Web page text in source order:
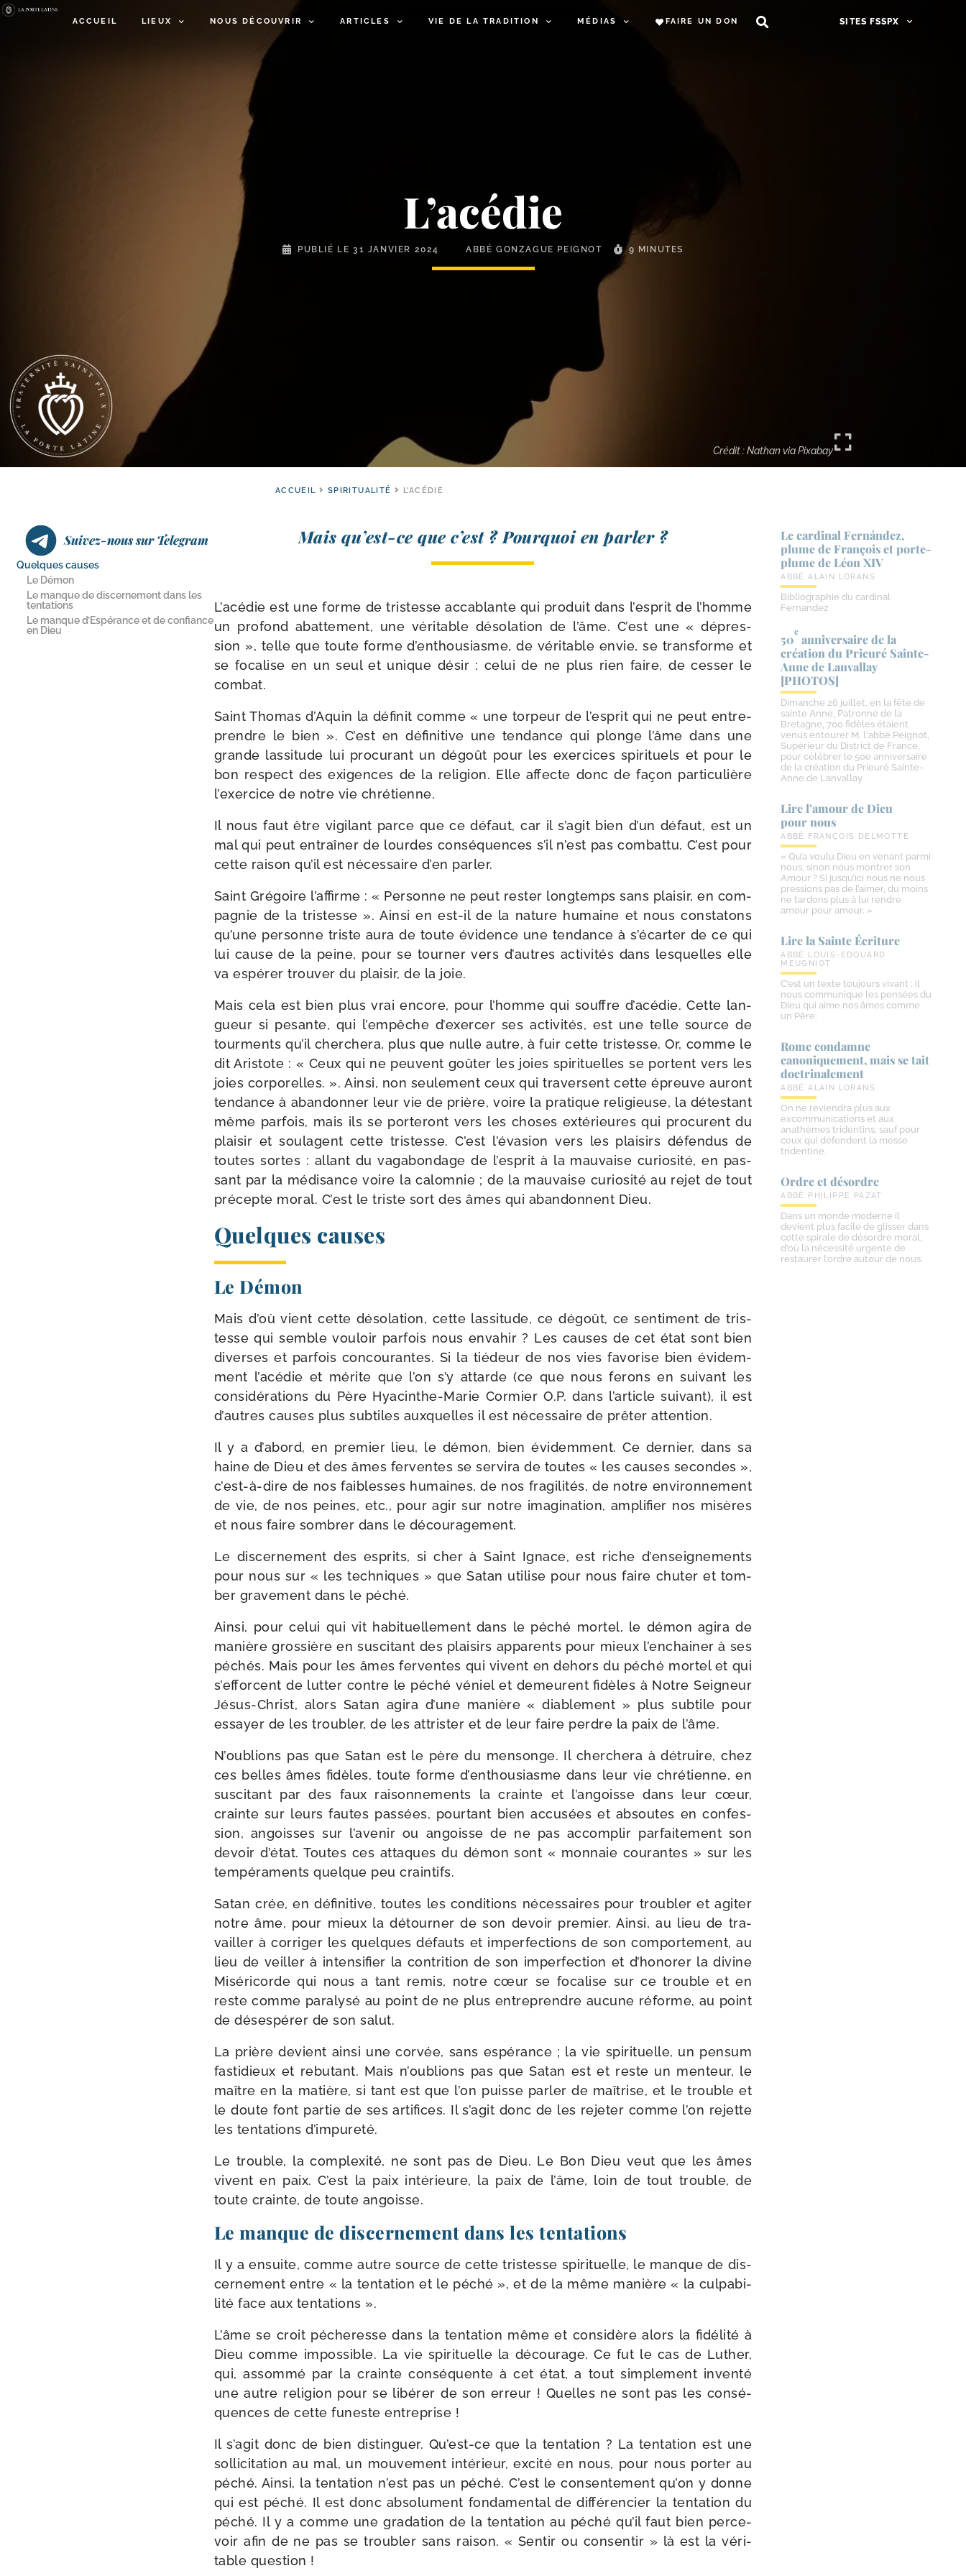
ACCUEIL LIEUX NOUS DÉCOUVRIR ARTICLES VIE DE LA TRADITION MÉDIAS FAIRE UN DON SITES FSSPX
L’acédie
PUBLIÉ LE 31 JANVIER 2024 ABBÉ GONZAGUE PEIGNOT 9 MINUTES
Crédit : Nathan via Pixabay
ACCUEIL SPIRITUALITÉ L’ACÉDIE
Suivez-nous sur Telegram
Quelques causes
Le Démon
Le manque de discernement dans les
tentations
Le manque d’Espérance et de confiance
en Dieu
Mais qu’est-​ce que c’est ? Pourquoi en parler ?
L’acédie est une forme de tris­tesse acca­blante qui pro­duit dans l’es­prit de l’homme
un pro­fond abat­te­ment, une véri­table déso­la­tion de l’âme. C’est une « dépres­
sion », telle que toute forme d’en­thou­siasme, de véri­table envie, se trans­forme et
se foca­lise en un seul et unique désir : celui de ne plus rien faire, de ces­ser le
combat.
Saint Thomas d’Aquin la défi­nit comme « une tor­peur de l’es­prit qui ne peut entre­
prendre le bien ». C’est en défi­ni­tive une ten­dance qui plonge l’âme dans une
grande las­si­tude lui pro­cu­rant un dégoût pour les exer­cices spi­ri­tuels et pour le
bon res­pect des exi­gences de la reli­gion. Elle affecte donc de façon par­ti­cu­lière
l’exer­cice de notre vie chrétienne.
Il nous faut être vigi­lant parce que ce défaut, car il s’a­git bien d’un défaut, est un
mal qui peut entraî­ner de lourdes consé­quences s’il n’est pas com­bat­tu. C’est pour
cette rai­son qu’il est néces­saire d’en parler.
Saint Grégoire l’af­firme : « Personne ne peut res­ter long­temps sans plai­sir, en com­
pa­gnie de la tris­tesse ». Ainsi en est-​il de la nature humaine et nous consta­tons
qu’une per­sonne triste aura de toute évi­dence une ten­dance à s’é­car­ter de ce qui
lui cause de la peine, pour se tour­ner vers d’autres acti­vi­tés dans les­quelles elle
va espé­rer trou­ver du plai­sir, de la joie.
Mais cela est bien plus vrai encore, pour l’homme qui souffre d’a­cé­die. Cette lan­
gueur si pesante, qui l’empêche d’exer­cer ses acti­vi­tés, est une telle source de
tour­ments qu’il cher­che­ra, plus que nulle autre, à fuir cette tris­tesse. Or, comme le
dit Aristote : « Ceux qui ne peuvent goû­ter les joies spi­ri­tuelles se portent vers les
joies cor­po­relles. ». Ainsi, non seule­ment ceux qui tra­versent cette épreuve auront
ten­dance à aban­don­ner leur vie de prière, voire la pra­tique reli­gieuse, la détes­tant
même par­fois, mais ils se por­te­ront vers les choses exté­rieures qui pro­curent du
plai­sir et sou­lagent cette tris­tesse. C’est l’é­va­sion vers les plai­sirs défen­dus de
toutes sortes : allant du vaga­bon­dage de l’es­prit à la mau­vaise curio­si­té, en pas­
sant par la médi­sance voire la calom­nie ; de la mau­vaise curio­si­té au rejet de tout
pré­cepte moral. C’est le triste sort des âmes qui aban­donnent Dieu.
Quelques causes
Le Démon
Mais d’où vient cette déso­la­tion, cette las­si­tude, ce dégoût, ce sen­ti­ment de tris­
tesse qui semble vou­loir par­fois nous enva­hir ? Les causes de cet état sont bien
diverses et par­fois concou­rantes. Si la tié­deur de nos vies favo­rise bien évi­dem­
ment l’a­cé­die et mérite que l’on s’y attarde (ce que nous ferons en sui­vant les
consi­dé­ra­tions du Père Hyacinthe-​Marie Cormier O.P. dans l’ar­ticle sui­vant), il est
d’autres causes plus sub­tiles aux­quelles il est néces­saire de prê­ter attention.
Il y a d’a­bord, en pre­mier lieu, le démon, bien évi­dem­ment. Ce der­nier, dans sa
haine de Dieu et des âmes fer­ventes se ser­vi­ra de toutes « les causes secondes »,
c’est-​à-​dire de nos fai­blesses humaines, de nos fra­gi­li­tés, de notre envi­ron­ne­ment
de vie, de nos peines, etc., pour agir sur notre ima­gi­na­tion, ampli­fier nos misères
et nous faire som­brer dans le découragement.
Le dis­cer­ne­ment des esprits, si cher à Saint Ignace, est riche d’en­sei­gne­ments
pour nous sur « les tech­niques » que Satan uti­lise pour nous faire chu­ter et tom­
ber gra­ve­ment dans le péché.
Ainsi, pour celui qui vit habi­tuel­le­ment dans le péché mor­tel, le démon agi­ra de
manière gros­sière en sus­ci­tant des plai­sirs appa­rents pour mieux l’en­chai­ner à ses
péchés. Mais pour les âmes fer­ventes qui vivent en dehors du péché mor­tel et qui
s’ef­forcent de lut­ter contre le péché véniel et demeurent fidèles à Notre Seigneur
Jésus-​Christ, alors Satan agi­ra d’une manière « dia­ble­ment » plus sub­tile pour
essayer de les trou­bler, de les attris­ter et de leur faire perdre la paix de l’âme.
N’oublions pas que Satan est le père du men­songe. Il cher­che­ra à détruire, chez
ces belles âmes fidèles, toute forme d’en­thou­siasme dans leur vie chré­tienne, en
sus­ci­tant par des faux rai­son­ne­ments la crainte et l’an­goisse dans leur cœur,
crainte sur leurs fautes pas­sées, pour­tant bien accu­sées et absoutes en confes­
sion, angoisses sur l’a­ve­nir ou angoisse de ne pas accom­plir par­fai­te­ment son
devoir d’é­tat. Toutes ces attaques du démon sont « mon­naie cou­rantes » sur les
tem­pé­ra­ments quelque peu craintifs.
Satan crée, en défi­ni­tive, toutes les condi­tions néces­saires pour trou­bler et agi­ter
notre âme, pour mieux la détour­ner de son devoir pre­mier. Ainsi, au lieu de tra­
vailler à cor­ri­ger les quelques défauts et imper­fec­tions de son com­por­te­ment, au
lieu de veiller à inten­si­fier la contri­tion de son imper­fec­tion et d’ho­no­rer la divine
Miséricorde qui nous a tant remis, notre cœur se foca­lise sur ce trouble et en
reste comme para­ly­sé au point de ne plus entre­prendre aucune réforme, au point
de déses­pé­rer de son salut.
La prière devient ain­si une cor­vée, sans espé­rance ; la vie spi­ri­tuelle, un pen­sum
fas­ti­dieux et rebu­tant. Mais n’ou­blions pas que Satan est et reste un men­teur, le
maître en la matière, si tant est que l’on puisse par­ler de maî­trise, et le trouble et
le doute font par­tie de ses arti­fices. Il s’a­git donc de les reje­ter comme l’on rejette
les ten­ta­tions d’impureté.
Le trouble, la com­plexi­té, ne sont pas de Dieu. Le Bon Dieu veut que les âmes
vivent en paix. C’est la paix inté­rieure, la paix de l’âme, loin de tout trouble, de
toute crainte, de toute angoisse.
Le manque de discernement dans les tentations
Il y a ensuite, comme autre source de cette tris­tesse spi­ri­tuelle, le manque de dis­
cer­ne­ment entre « la ten­ta­tion et le péché », et de la même manière « la culpa­bi­
li­té face aux tentations ».
L’âme se croit péche­resse dans la ten­ta­tion même et consi­dère alors la fidé­li­té à
Dieu comme impos­sible. La vie spi­ri­tuelle la décou­rage. Ce fut le cas de Luther,
qui, assom­mé par la crainte consé­quente à cet état, a tout sim­ple­ment inven­té
une autre reli­gion pour se libé­rer de son erreur ! Quelles ne sont pas les consé­
quences de cette funeste entreprise !
Il s’a­git donc de bien dis­tin­guer. Qu’est-​ce que la ten­ta­tion ? La ten­ta­tion est une
sol­li­ci­ta­tion au mal, un mou­ve­ment inté­rieur, exci­té en nous, pour nous por­ter au
péché. Ainsi, la ten­ta­tion n’est pas un péché. C’est le consen­te­ment qu’on y donne
qui est péché. Il est donc abso­lu­ment fon­da­men­tal de dif­fé­ren­cier la ten­ta­tion du
péché. Il y a comme une gra­da­tion de la ten­ta­tion au péché qu’il faut bien per­ce­
voir afin de ne pas se trou­bler sans rai­son. « Sentir ou consen­tir » là est la véri­
table question !
Le cardinal Fernández,
plume de François et porte-​
plume de Léon XIV
ABBÉ ALAIN LORANS
Bibliographie du cardinal
Fernandez
50
e
anniversaire de la
création du Prieuré Sainte-​
Anne de Lanvallay
[PHOTOS]
Dimanche 26 juillet, en la fête de
sainte Anne, Patronne de la
Bretagne, 700 fidèles étaient
venus entourer M. l'abbé Peignot,
Supérieur du District de France,
pour célébrer le 50e anniversaire
de la création du Prieuré Sainte-
Anne de Lanvallay
Lire l’amour de Dieu
pour nous
ABBÉ FRANÇOIS DELMOTTE
« Qu’a voulu Dieu en venant parmi
nous, sinon nous montrer son
Amour ? Si jusqu’ici nous ne nous
pressions pas de l’aimer, du moins
ne tardons plus à lui rendre
amour pour amour. »
Lire la Sainte Écriture
ABBÉ LOUIS-EDOUARD
MEUGNIOT
C’est un texte toujours vivant ; il
nous communique les pensées du
Dieu qui aime nos âmes comme
un Père.
Rome condamne
canoniquement, mais se tait
doctrinalement
ABBÉ ALAIN LORANS
On ne reviendra plus aux
excommunications et aux
anathèmes tridentins, sauf pour
ceux qui défendent la messe
tridentine.
Ordre et désordre
ABBÉ PHILIPPE PAZAT
Dans un monde moderne il
devient plus facile de glisser dans
cette spirale de désordre moral,
d’où la nécessité urgente de
restaurer l’ordre autour de nous.